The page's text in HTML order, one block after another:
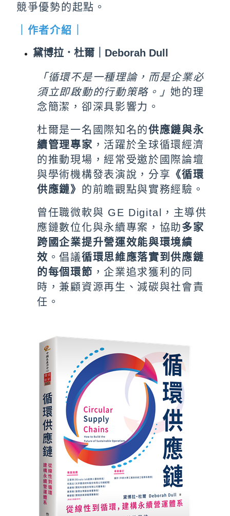
競爭優勢的起點。
｜作者介紹｜
黛博拉．杜爾｜Deborah Dull
「循環不是一種理論，而是企業必
須立即啟動的行動策略。」她的理
念簡潔，卻深具影響力。
杜爾是一名國際知名的供應鏈與永
續管理專家 ，活躍於全球循環經濟
的推動現場，經常受邀於國際論壇
與學術機構發表演說，分享 《循環
供應鏈》 的前瞻觀點與實務經驗。
曾任職微軟與 GE Digital，主導供
應鏈數位化與永續專案，協助多家
跨國企業提升營運效能與環境績
效 。倡議循環思維應落實到供應鏈
的每個環節 ，企業追求獲利的同
時，兼顧資源再生、減碳與社會責
任。